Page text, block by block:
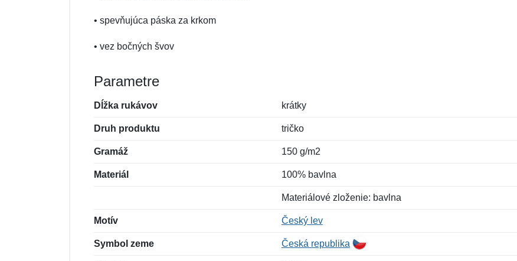
• spevňujúca páska za krkom
• vez bočných švov
Parametre
Dĺžka rukávov krátky
Druh produktu tričko
Gramáž 150 g/m2
Materiál 100% bavlna
Materiálové zloženie: bavlna
Motív Český lev
Symbol zeme Česká republika